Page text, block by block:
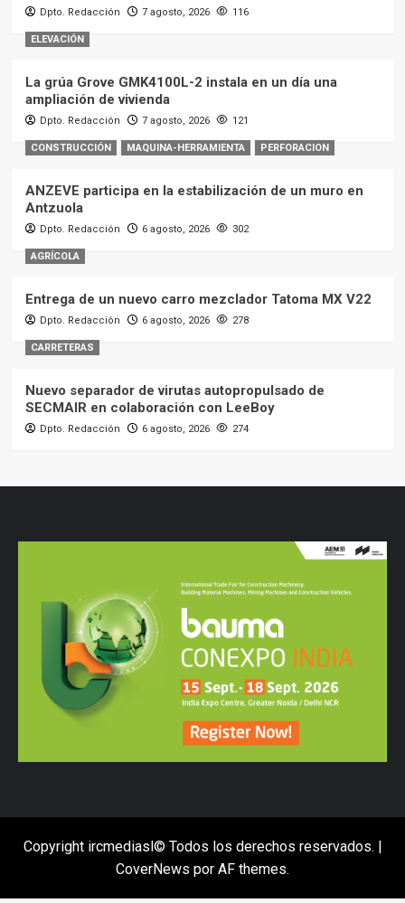
Dpto. Redacción 7 agosto, 2026 116
ELEVACIÓN
La grúa Grove GMK4100L-2 instala en un día una
ampliación de vivienda
Dpto. Redacción 7 agosto, 2026 121
CONSTRUCCIÓN MAQUINA-HERRAMIENTA PERFORACION
ANZEVE participa en la estabilización de un muro en
Antzuola
Dpto. Redacción 6 agosto, 2026 302
AGRÍCOLA
Entrega de un nuevo carro mezclador Tatoma MX V22
Dpto. Redacción 6 agosto, 2026 278
CARRETERAS
Nuevo separador de virutas autopropulsado de
SECMAIR en colaboración con LeeBoy
Dpto. Redacción 6 agosto, 2026 274
Copyright ircmediasl© Todos los derechos reservados.
CoverNews por AF themes.